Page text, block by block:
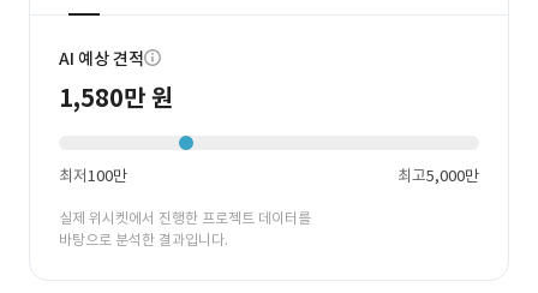
AI 예상 견적
1,580만 원
최저100만 최고5,000만
실제 위시켓에서 진행한 프로젝트 데이터를
바탕으로 분석한 결과입니다.